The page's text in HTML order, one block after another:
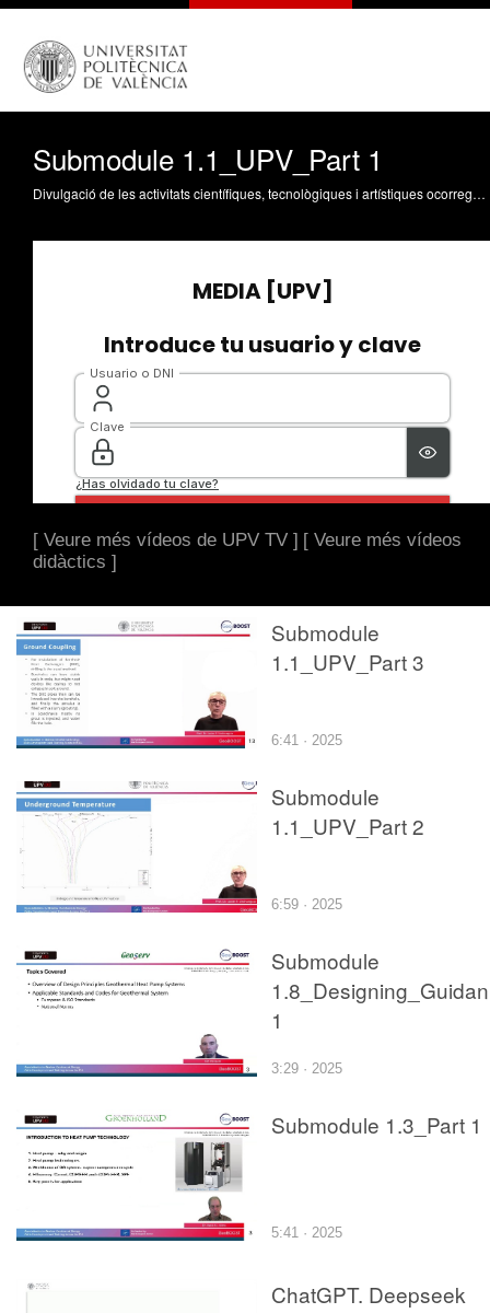
Submodule 1.1_UPV_Part 1
Divulgació de les activitats científiques, tecnològiques i artístiques ocorregudes en els tres campus de la UPV
[ Veure més vídeos de UPV TV ] [ Veure més vídeos
didàctics ]
Submodule
1.1_UPV_Part 3
6:41 · 2025
Submodule
1.1_UPV_Part 2
6:59 · 2025
Submodule
1
3:29 · 2025
Submodule 1.3_Part 1
5:41 · 2025
ChatGPT. Deepseek